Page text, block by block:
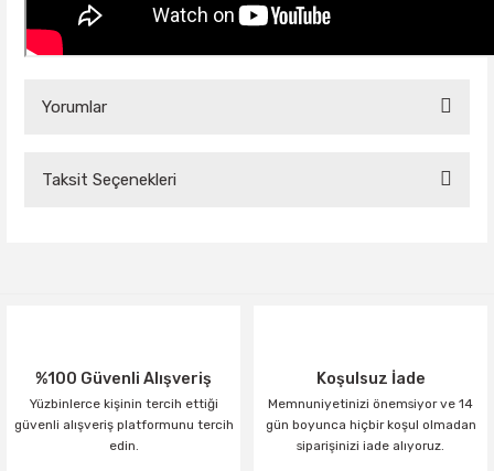
Yorumlar
Taksit Seçenekleri
%100 Güvenli Alışveriş
Yüzbinlerce kişinin tercih ettiği
güvenli alışveriş platformunu tercih
edin.
Koşulsuz İade
Memnuniyetinizi önemsiyor ve 14
gün boyunca hiçbir koşul olmadan
siparişinizi iade alıyoruz.